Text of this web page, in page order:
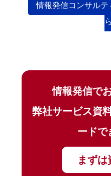
情報発信コンサル
ら
情報発信で
弊社サービス資
ードで
まず